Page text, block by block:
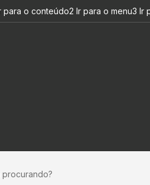
principal -
para o conteúdo2 Ir para o menu3 Ir